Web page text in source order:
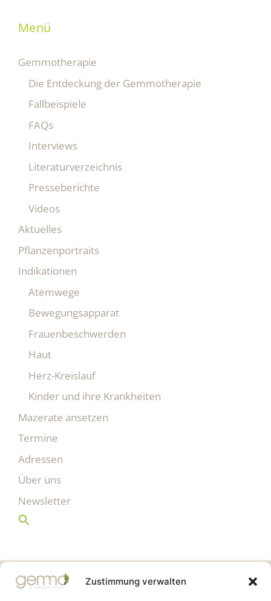
Zustimmung verwalten
Menü
Gemmotherapie
Die Entdeckung der Gemmotherapie
Fallbeispiele
FAQs
Interviews
Literaturverzeichnis
Presseberichte
Videos
Aktuelles
Pflanzenportraits
Indikationen
Atemwege
Bewegungsapparat
Frauenbeschwerden
Haut
Herz-Kreislauf
Kinder und ihre Krankheiten
Mazerate ansetzen
Termine
Adressen
Über uns
Newsletter
Gemmo Community
Birkenstr. 7